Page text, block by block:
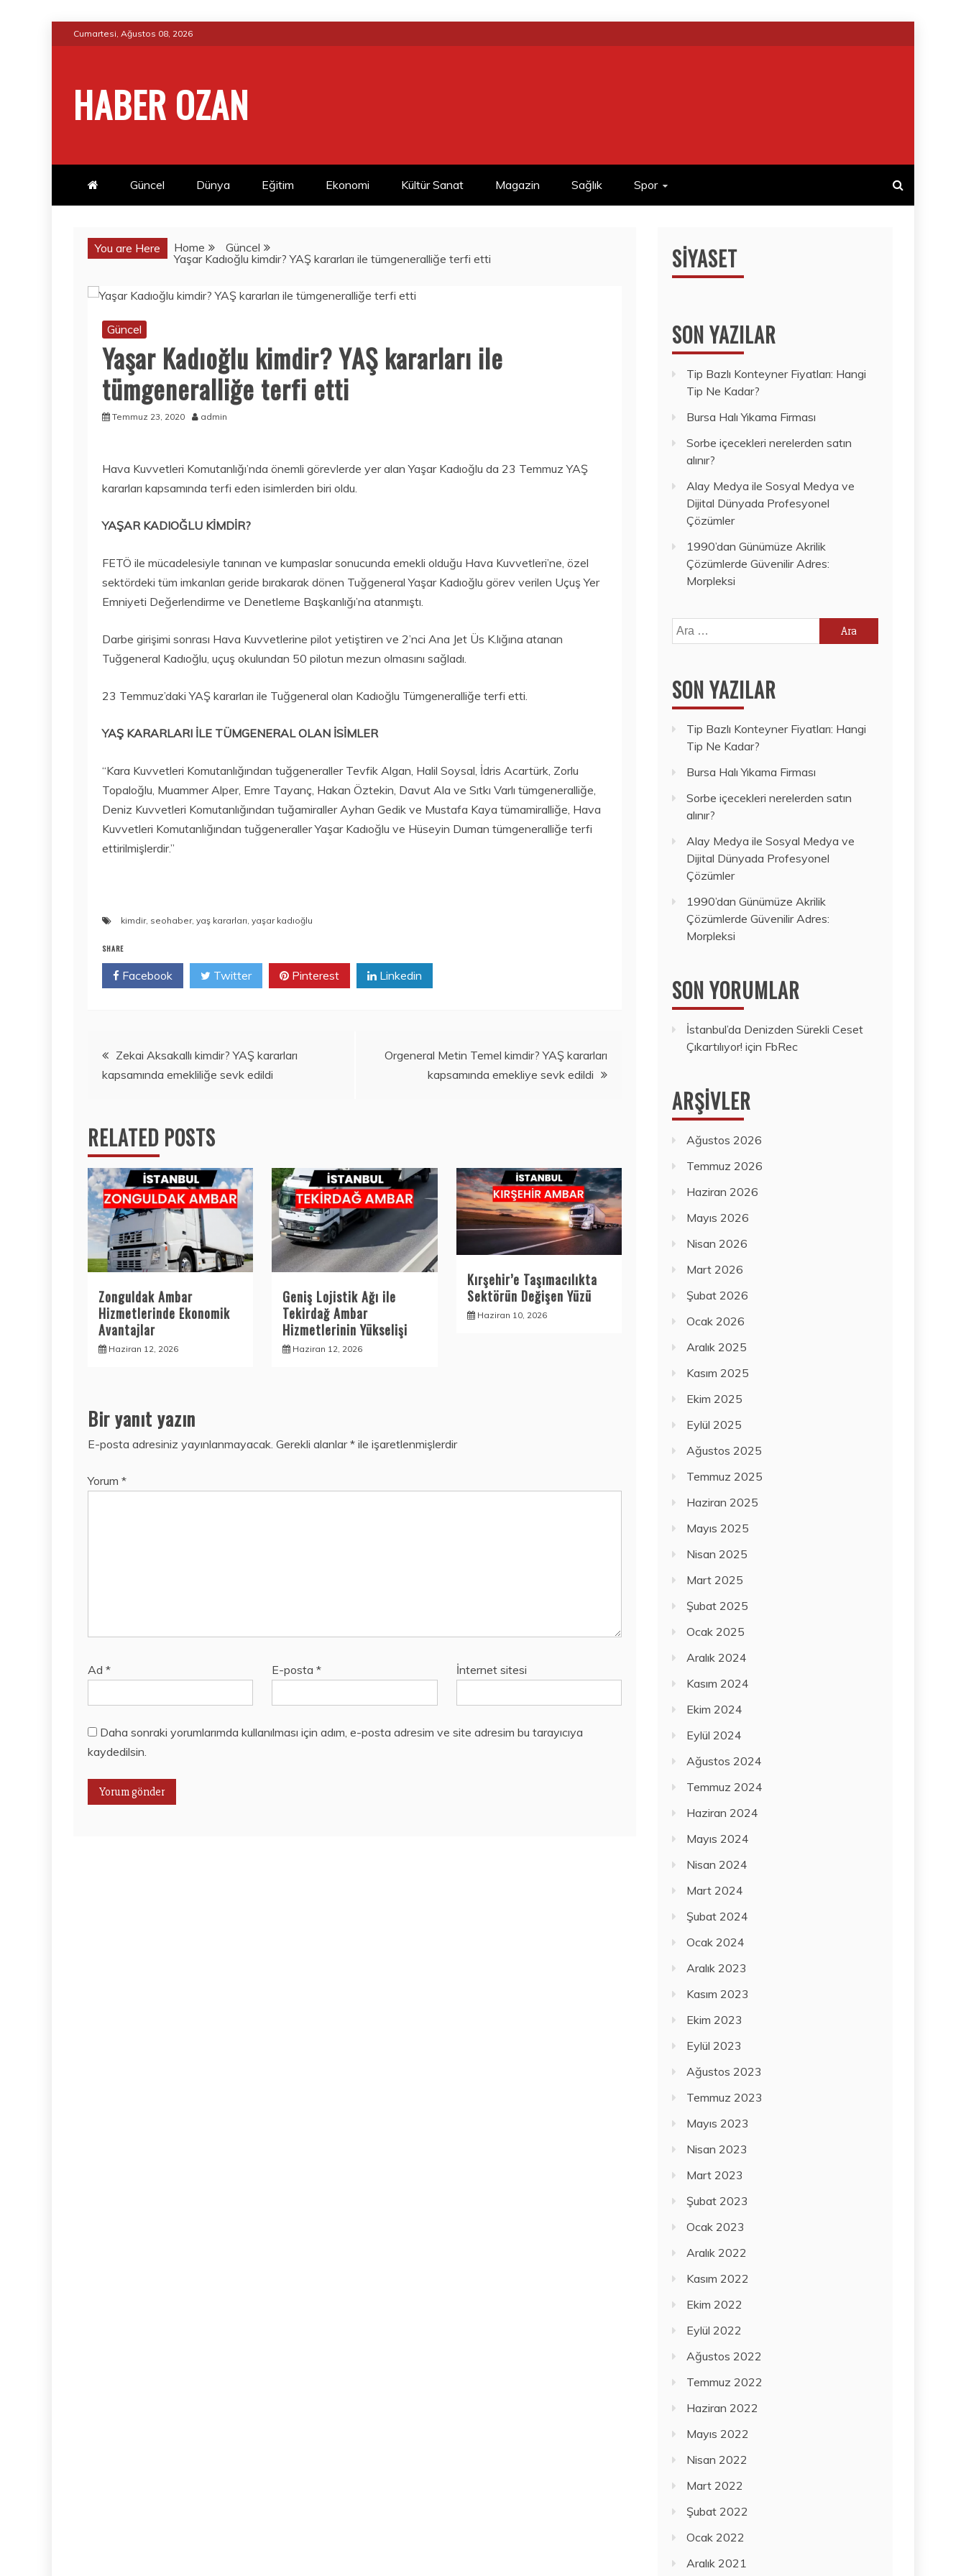
to
Cumartesi, Ağustos 08, 2026
HABER OZAN
Güncel Dünya Eğitim Ekonomi Kültür Sanat Magazin Sağlık Spor
You are Here Home
Güncel
Yaşar Kadıoğlu kimdir? YAŞ kararları ile tümgeneralliğe terfi etti
Güncel
Yaşar Kadıoğlu kimdir? YAŞ kararları ile
tümgeneralliğe terfi etti
Temmuz 23, 2020 admin
Hava Kuvvetleri Komutanlığı’nda önemli görevlerde yer alan Yaşar Kadıoğlu da 23 Temmuz YAŞ
kararları kapsamında terfi eden isimlerden biri oldu.
YAŞAR KADIOĞLU KİMDİR?
FETÖ ile mücadelesiyle tanınan ve kumpaslar sonucunda emekli olduğu Hava Kuvvetleri’ne, özel
sektördeki tüm imkanları geride bırakarak dönen Tuğgeneral Yaşar Kadıoğlu görev verilen Uçuş Yer
Emniyeti Değerlendirme ve Denetleme Başkanlığı’na atanmıştı.
Darbe girişimi sonrası Hava Kuvvetlerine pilot yetiştiren ve 2’nci Ana Jet Üs K.lığına atanan
Tuğgeneral Kadıoğlu, uçuş okulundan 50 pilotun mezun olmasını sağladı.
23 Temmuz’daki YAŞ kararları ile Tuğgeneral olan Kadıoğlu Tümgeneralliğe terfi etti.
YAŞ KARARLARI İLE TÜMGENERAL OLAN İSİMLER
“Kara Kuvvetleri Komutanlığından tuğgeneraller Tevfik Algan, Halil Soysal, İdris Acartürk, Zorlu
Topaloğlu, Muammer Alper, Emre Tayanç, Hakan Öztekin, Davut Ala ve Sıtkı Varlı tümgeneralliğe,
Deniz Kuvvetleri Komutanlığından tuğamiraller Ayhan Gedik ve Mustafa Kaya tümamiralliğe, Hava
Kuvvetleri Komutanlığından tuğgeneraller Yaşar Kadıoğlu ve Hüseyin Duman tümgeneralliğe terfi
ettirilmişlerdir.”
kimdir, seohaber, yaş kararları, yaşar kadıoğlu
SHARE
Facebook Twitter Pinterest Linkedin
Yazı
gezinmesi
Zekai Aksakallı kimdir? YAŞ kararları
kapsamında emekliliğe sevk edildi
Orgeneral Metin Temel kimdir? YAŞ kararları
kapsamında emekliye sevk edildi
RELATED POSTS
Zonguldak Ambar
Hizmetlerinde Ekonomik
Avantajlar
Haziran 12, 2026
Geniş Lojistik Ağı ile
Tekirdağ Ambar
Hizmetlerinin Yükselişi
Haziran 12, 2026
Kırşehir’e Taşımacılıkta
Sektörün Değişen Yüzü
Haziran 10, 2026
Bir yanıt yazın
E-posta adresiniz yayınlanmayacak. Gerekli alanlar* ile işaretlenmişlerdir
Yorum *
Ad * E-posta* İnternet sitesi
Daha sonraki yorumlarımda kullanılması için adım, e-posta adresim ve site adresim bu tarayıcıya
kaydedilsin.
SIYASET
SON YAZILAR
Tip Bazlı Konteyner Fiyatları: Hangi
Tip Ne Kadar?
Bursa Halı Yıkama Firması
Sorbe içecekleri nerelerden satın
alınır?
Alay Medya ile Sosyal Medya ve
Dijital Dünyada Profesyonel
Çözümler
1990’dan Günümüze Akrilik
Çözümlerde Güvenilir Adres:
Morpleksi
Arama:
SON YAZILAR
Tip Bazlı Konteyner Fiyatları: Hangi
Tip Ne Kadar?
Bursa Halı Yıkama Firması
Sorbe içecekleri nerelerden satın
alınır?
Alay Medya ile Sosyal Medya ve
Dijital Dünyada Profesyonel
Çözümler
1990’dan Günümüze Akrilik
Çözümlerde Güvenilir Adres:
Morpleksi
SON YORUMLAR
İstanbul’da Denizden Sürekli Ceset
Çıkartılıyor! için FbRec
ARŞIVLER
Ağustos 2026
Temmuz 2026
Haziran 2026
Mayıs 2026
Nisan 2026
Mart 2026
Şubat 2026
Ocak 2026
Aralık 2025
Kasım 2025
Ekim 2025
Eylül 2025
Ağustos 2025
Temmuz 2025
Haziran 2025
Mayıs 2025
Nisan 2025
Mart 2025
Şubat 2025
Ocak 2025
Aralık 2024
Kasım 2024
Ekim 2024
Eylül 2024
Ağustos 2024
Temmuz 2024
Haziran 2024
Mayıs 2024
Nisan 2024
Mart 2024
Şubat 2024
Ocak 2024
Aralık 2023
Kasım 2023
Ekim 2023
Eylül 2023
Ağustos 2023
Temmuz 2023
Mayıs 2023
Nisan 2023
Mart 2023
Şubat 2023
Ocak 2023
Aralık 2022
Kasım 2022
Ekim 2022
Eylül 2022
Ağustos 2022
Temmuz 2022
Haziran 2022
Mayıs 2022
Nisan 2022
Mart 2022
Şubat 2022
Ocak 2022
Aralık 2021